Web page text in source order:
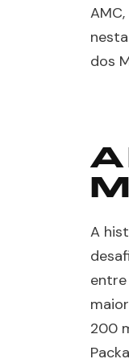
dos
A
200